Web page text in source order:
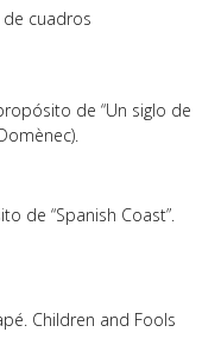
cuadros
de “Un siglo de
de “Spanish Coast”.
Children and Fools